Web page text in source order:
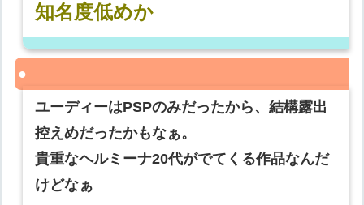
知名度低めか
ユーディーはPSPのみだったから、結構露出
控えめだったかもなぁ。
貴重なヘルミーナ20代がでてくる作品なんだ
けどなぁ